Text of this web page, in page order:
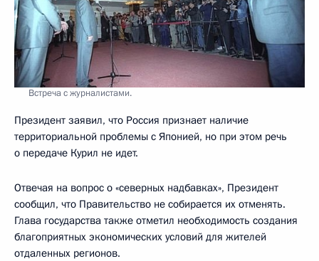
Встреча с журналистами.
Президент заявил, что Россия признает наличие
территориальной проблемы с Японией, но при этом речь
о передаче Курил не идет.
Отвечая на вопрос о «северных надбавках», Президент
сообщил, что Правительство не собирается их отменять.
Глава государства также отметил необходимость создания
благоприятных экономических условий для жителей
отдаленных регионов.